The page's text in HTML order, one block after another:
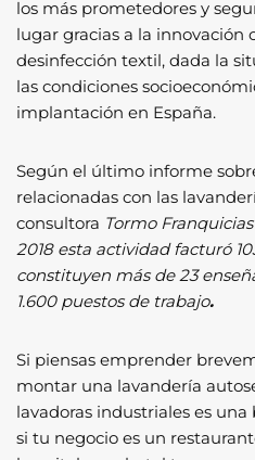
los más prometedores y
lugar gracias a la innovación
desinfección textil, dada la
las condiciones
implantación en España.
Según el último informe
relacionadas con las
consultora Tormo
2018 esta actividad facturó
constituyen más de 23
1.600 puestos de trabajo.
Si piensas emprender
montar una lavandería
lavadoras industriales es
si tu negocio es un